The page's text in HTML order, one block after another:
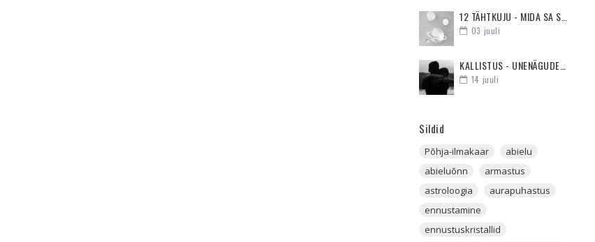
03 juuli
KALLISTUS - UNENÄGUDE SELETAJA
14 juuli
Sildid
Põhja-ilmakaar
abielu
abieluõnn
armastus
astroloogia
aurapuhastus
ennustamine
ennustuskristallid